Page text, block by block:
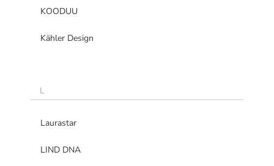
KOODUU
Kähler Design
L
Laurastar
LIND DNA